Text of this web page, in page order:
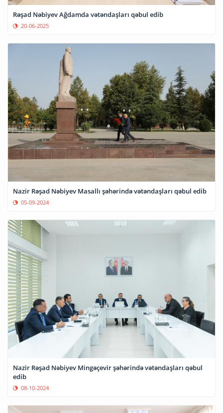
Rəşad Nəbiyev Ağdamda vətəndaşları qəbul edib
20-06-2025
Nazir Rəşad Nəbiyev Masallı şəhərində vətəndaşları qəbul edib
05-09-2024
Nazir Rəşad Nəbiyev Mingəçevir şəhərində vətəndaşları qəbul
edib
08-10-2024